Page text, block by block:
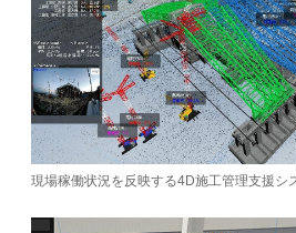
現場稼働状況を反映する4D施工管理支援シ